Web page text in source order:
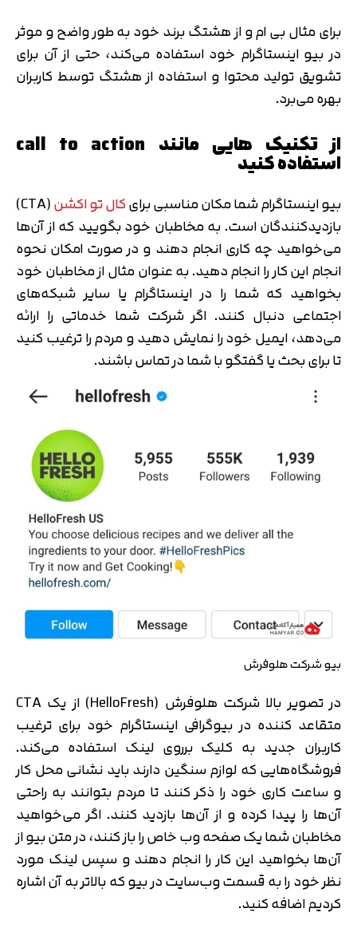
برای مثال بی ام و از هشتگ برند خود به طور واضح و موثر
در بیو اینستاگرام خود استفاده می‌کند، حتی از آن برای
تشویق تولید محتوا و استفاده از هشتگ توسط کاربران
بهره می‌برد.
از تکنیک هایی مانند call to action
استفاده کنید
بیو اینستاگرام شما مکان مناسبی برایکال تو اکشن
(CTA)
بازدیدکنندگان است. به مخاطبان خود بگویید که از آن‌ها
می‌خواهید چه کاری انجام دهند و در صورت امکان نحوه
انجام این کار را انجام دهید. به عنوان مثال از مخاطبان خود
بخواهید که شما را در اینستاگرام یا سایر شبکه‌های
اجتماعی دنبال کنند. اگر شرکت شما خدماتی را ارائه
می‌دهد، ایمیل خود را نمایش دهید و مردم را ترغیب كنید
تا برای بحث یا گفتگو با شما در تماس باشند.
بیو شرکت هلوفرش
در تصویر بالا شرکت هلوفرش (HelloFresh) از یک CTA
متقاعد کننده در بیوگرافی اینستاگرام خود برای ترغیب
کاربران جدید به کلیک برروی لینک استفاده می‌کند.
فروشگاه‌هایی که لوازم سنگین دارند باید نشانی محل کار
و ساعت کاری خود را ذکر کنند تا مردم بتوانند به راحتی
آن‌ها را پیدا کرده و از آن‌ها بازدید کنند. اگر می‌خواهید
مخاطبان شما یک صفحه وب خاص را باز کنند، در متن بیو از
آن‌ها بخواهید این کار را انجام دهند و سپس لینک مورد
نظر خود را به قسمت وب‌سایت در بیو که بالاتر به آن اشاره
کردیم اضافه کنید.